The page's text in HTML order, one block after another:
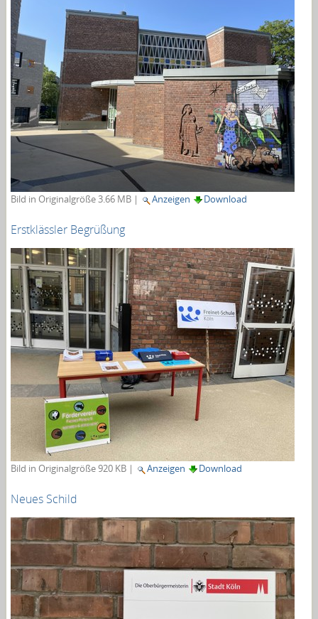
Bild in Originalgröße3.66 MB | Anzeigen Download
Erstklässler Begrüßung
Bild in Originalgröße920 KB | Anzeigen Download
Neues Schild